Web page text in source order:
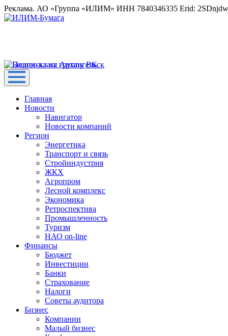
Реклама. АО «Группа «ИЛИМ» ИНН 7840346335 Erid:
Главная
Новости
Навигатор
Новости компаний
Регион
Энергетика
Транспорт и связь
Стройиндустрия
ЖКХ
Агропром
Лесной комплекс
Экономика
Ретроспектива
Промышленность
Туризм
НАО on-line
Финансы
Бюджет
Инвестиции
Банки
Страхование
Налоги
Советы аудитора
Бизнес
Компании
Малый бизнес